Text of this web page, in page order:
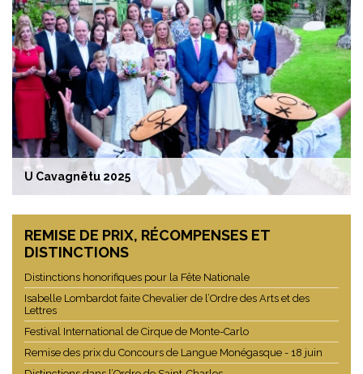
U Giru de Natale 2025
TRADITIONS
U Cavagnëtu 2025